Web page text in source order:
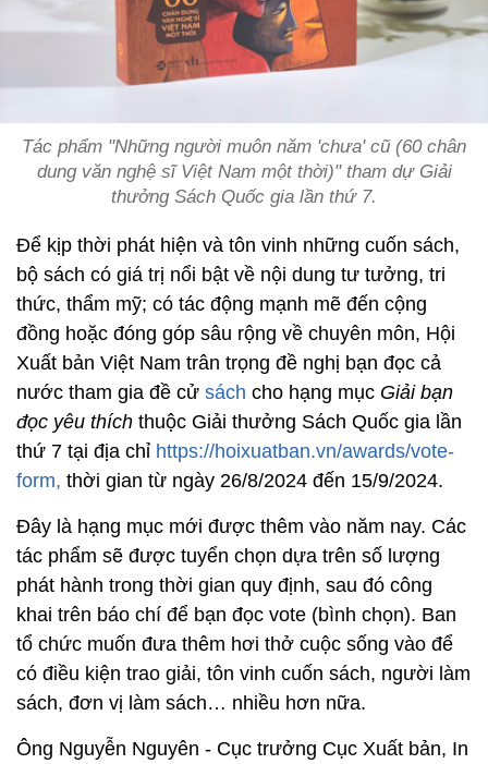
Tác phẩm "Những người muôn năm 'chưa' cũ (60 chân
dung văn nghệ sĩ Việt Nam một thời)" tham dự Giải
thưởng Sách Quốc gia lần thứ 7.
Để kịp thời phát hiện và tôn vinh những cuốn sách,
bộ sách có giá trị nổi bật về nội dung tư tưởng, tri
thức, thẩm mỹ; có tác động mạnh mẽ đến cộng
đồng hoặc đóng góp sâu rộng về chuyên môn, Hội
Xuất bản Việt Nam trân trọng đề nghị bạn đọc cả
nước tham gia đề cử sách cho hạng mục Giải bạn
đọc yêu thích thuộc Giải thưởng Sách Quốc gia lần
thứ 7 tại địa chỉ https://hoixuatban.vn/awards/vote-
form, thời gian từ ngày 26/8/2024 đến 15/9/2024.
Đây là hạng mục mới được thêm vào năm nay. Các
tác phẩm sẽ được tuyển chọn dựa trên số lượng
phát hành trong thời gian quy định, sau đó công
khai trên báo chí để bạn đọc vote (bình chọn). Ban
tổ chức muốn đưa thêm hơi thở cuộc sống vào để
có điều kiện trao giải, tôn vinh cuốn sách, người làm
sách, đơn vị làm sách… nhiều hơn nữa.
Ông Nguyễn Nguyên - Cục trưởng Cục Xuất bản, In